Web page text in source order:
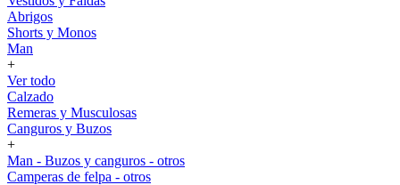
Abrigos
Shorts y Monos
Man
+
Ver todo
Calzado
Remeras y Musculosas
Canguros y Buzos
+
Man - Buzos y canguros - otros
Camperas de felpa - otros